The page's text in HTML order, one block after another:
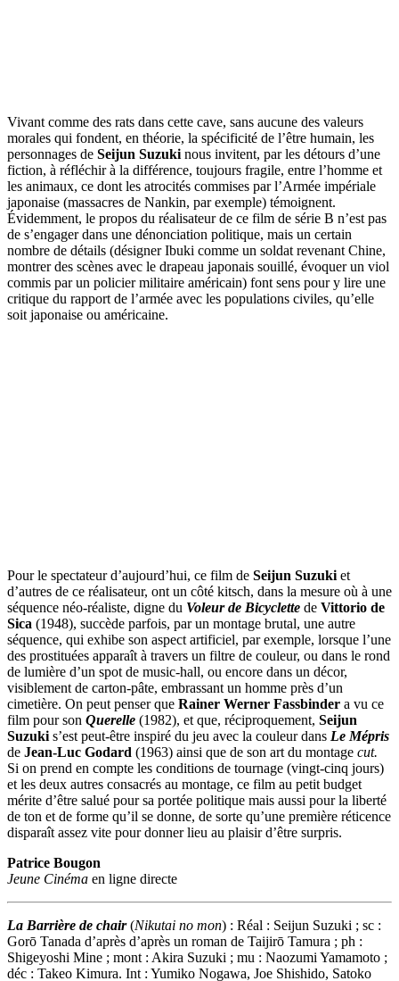
Vivant comme des rats dans cette cave, sans aucune des valeurs
morales qui fondent, en théorie, la spécificité de l’être humain, les
personnages de Seijun Suzuki nous invitent, par les détours d’une
fiction, à réfléchir à la différence, toujours fragile, entre l’homme et
les animaux, ce dont les atrocités commises par l’Armée impériale
japonaise (massacres de Nankin, par exemple) témoignent.
Évidemment, le propos du réalisateur de ce film de série B n’est pas
de s’engager dans une dénonciation politique, mais un certain
nombre de détails (désigner Ibuki comme un soldat revenant Chine,
montrer des scènes avec le drapeau japonais souillé, évoquer un viol
commis par un policier militaire américain) font sens pour y lire une
critique du rapport de l’armée avec les populations civiles, qu’elle
soit japonaise ou américaine.
Pour le spectateur d’aujourd’hui, ce film de Seijun Suzuki et
d’autres de ce réalisateur, ont un côté kitsch, dans la mesure où à une
séquence néo-réaliste, digne du Voleur de Bicyclette de Vittorio de
Sica (1948), succède parfois, par un montage brutal, une autre
séquence, qui exhibe son aspect artificiel, par exemple, lorsque l’une
des prostituées apparaît à travers un filtre de couleur, ou dans le rond
de lumière d’un spot de music-hall, ou encore dans un décor,
visiblement de carton-pâte, embrassant un homme près d’un
cimetière. On peut penser que Rainer Werner Fassbinder a vu ce
film pour son Querelle (1982), et que, réciproquement, Seijun
Suzuki s’est peut-être inspiré du jeu avec la couleur dans Le Mépris
de Jean-Luc Godard (1963) ainsi que de son art du montage cut.
Si on prend en compte les conditions de tournage (vingt-cinq jours)
et les deux autres consacrés au montage, ce film au petit budget
mérite d’être salué pour sa portée politique mais aussi pour la liberté
de ton et de forme qu’il se donne, de sorte qu’une première réticence
disparaît assez vite pour donner lieu au plaisir d’être surpris.
Patrice Bougon
Jeune Cinéma en ligne directe
La Barrière de chair (Nikutai no mon) : Réal : Seijun Suzuki ; sc :
Gorō Tanada d’après d’après un roman de Taijirō Tamura ; ph :
Shigeyoshi Mine ; mont : Akira Suzuki ; mu : Naozumi Yamamoto ;
déc : Takeo Kimura. Int : Yumiko Nogawa, Joe Shishido, Satoko